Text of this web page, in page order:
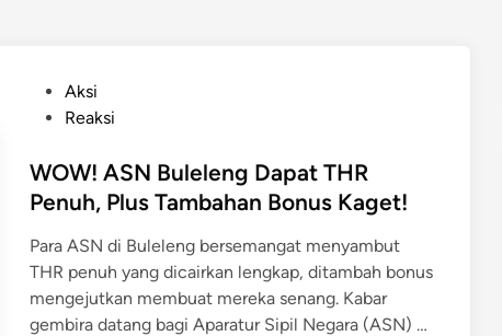
t
e
i
n
Aksi
Reaksi
WOW! ASN Buleleng Dapat THR
Penuh, Plus Tambahan Bonus Kaget!
Para ASN di Buleleng bersemangat menyambut
THR penuh yang dicairkan lengkap, ditambah bonus
mengejutkan membuat mereka senang. Kabar
gembira datang bagi Aparatur Sipil Negara (ASN) …W